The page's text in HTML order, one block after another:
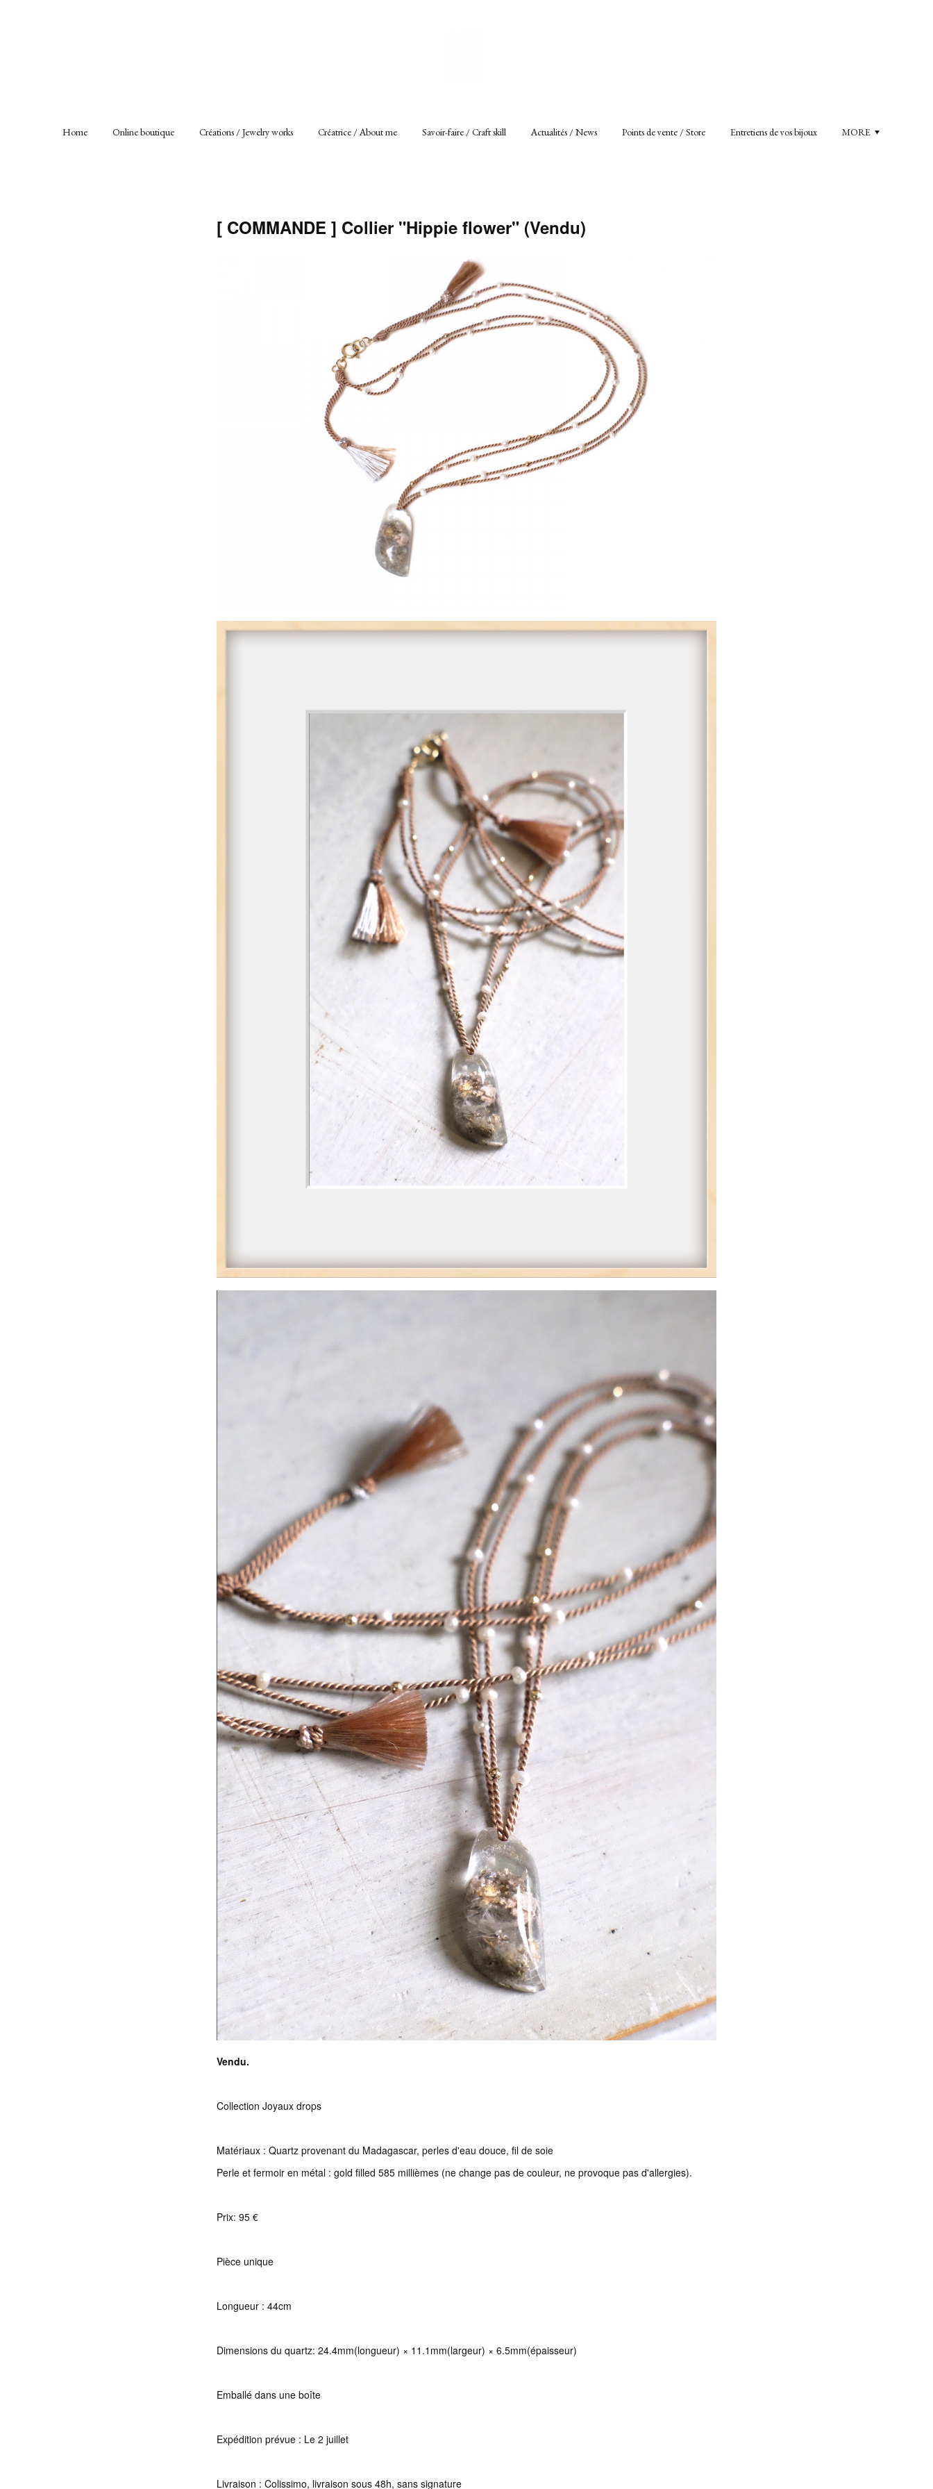
Home Online boutique Créations / Jewelry works Créatrice / About me Savoir-faire / Craft skill Actualités / News Points de vente / Store Entretiens de vos bijoux MORE
[ COMMANDE ] Collier "Hippie flower" (Vendu)
Vendu.
Collection Joyaux drops
Matériaux : Quartz provenant du Madagascar, perles d'eau douce, fil de soie
Perle et fermoir en métal : gold filled 585 millièmes (ne change pas de couleur, ne provoque pas d'allergies).
Prix: 95 €
Pièce unique
Longueur : 44cm
Dimensions du quartz: 24.4mm(longueur) × 11.1mm(largeur) × 6.5mm(épaisseur)
Emballé dans une boîte
Expédition prévue : Le 2 juillet
Livraison : Colissimo, livraison sous 48h, sans signature